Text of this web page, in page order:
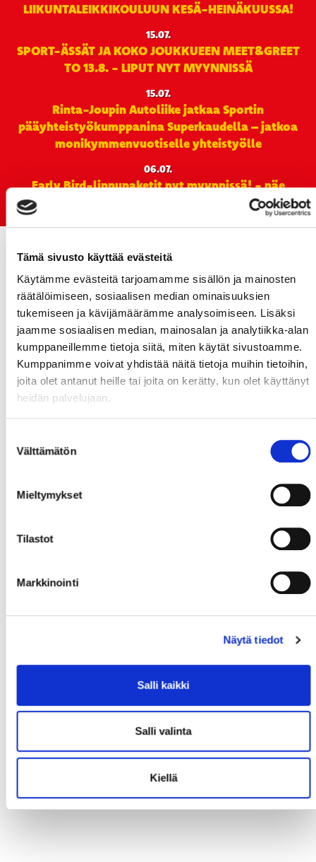
Tämä sivusto käyttää evästeitä
Käytämme evästeitä tarjoamamme sisällön ja mainosten
räätälöimiseen, sosiaalisen median ominaisuuksien
tukemiseen ja kävijämäärämme analysoimiseen. Lisäksi
jaamme sosiaalisen median, mainosalan ja analytiikka-alan
kumppaneillemme tietoja siitä, miten käytät sivustoamme.
Kumppanimme voivat yhdistää näitä tietoja muihin tietoihin,
joita olet antanut heille tai joita on kerätty, kun olet käyttänyt
heidän palvelujaan.
valinta
Välttämätön
Mieltymykset
Tilastot
Markkinointi
Näytä tiedot
Salli kaikki
Salli valinta
Kiellä
LIIKUNTALEIKKIKOULUUN KESÄ-HEINÄKUUSSA!
15.07.
SPORT-ÄSSÄT JA KOKO JOUKKUEEN MEET&GREET
TO 13.8. - LIPUT NYT MYYNNISSÄ
15.07.
Rinta-Joupin Autoliike jatkaa Sportin
pääyhteistyökumppanina Superkaudella – jatkoa
monikymmenvuotiselle yhteistyölle
06.07.
Early Bird-lippupaketit nyt myynnissä! - näe